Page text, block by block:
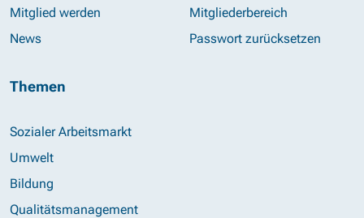
Mitglied werden
News
Mitgliederbereich
Passwort zurücksetzen
Themen
Sozialer Arbeitsmarkt
Umwelt
Bildung
Qualitätsmanagement